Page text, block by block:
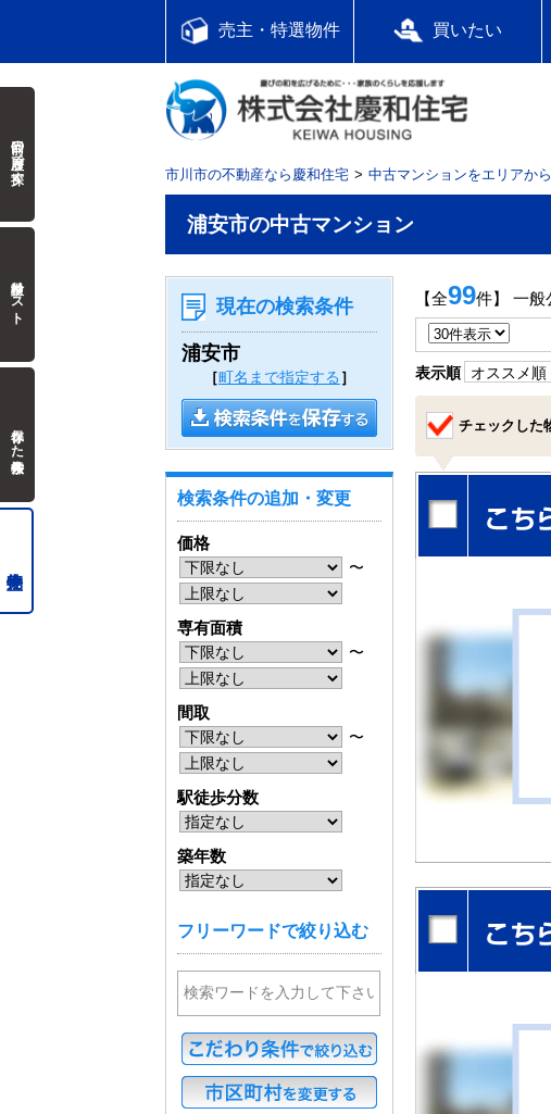
売主・特選物件 買いたい
市川市の不動産なら慶和住宅 中古マンションをエリアか
浦安市の中古マンション
【全99件】 一般
表示順 オススメ順
チェックした
現在の検索条件
浦安市
［町名まで指定する ］
検索条件の追加・変更
価格
〜
専有面積
〜
間取
〜
駅徒歩分数
築年数
フリーワードで絞り込む
前回の履歴で探す
検討中リスト
保存した検索条件